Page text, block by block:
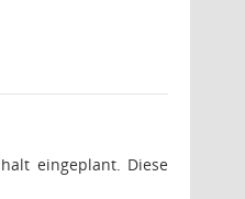
eingeplant. Diese